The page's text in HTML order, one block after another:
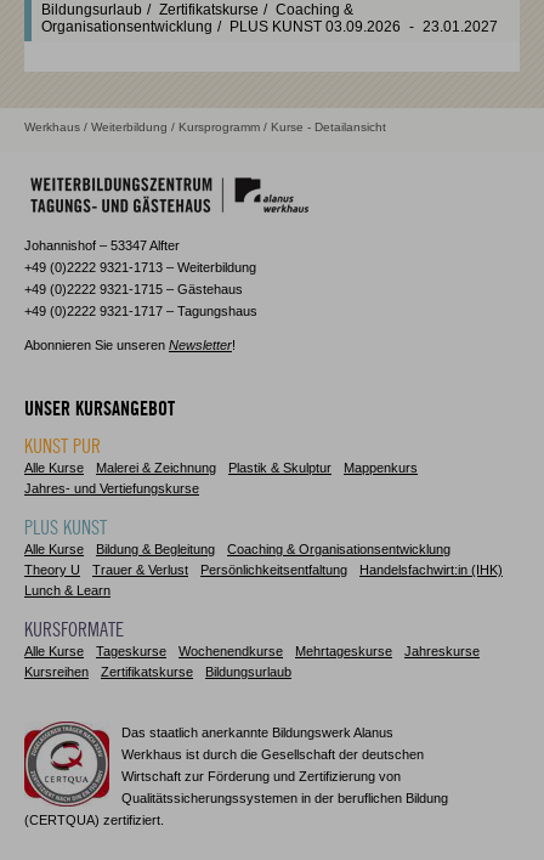
Bildungsurlaub / Zertifikatskurse / Coaching &
Organisationsentwicklung / PLUS KUNST 03.09.2026 - 23.01.2027
Werkhaus / Weiterbildung / Kursprogramm / Kurse - Detailansicht
Johannishof – 53347 Alfter
+49 (0)2222 9321-1713 – Weiterbildung
+49 (0)2222 9321-1715 – Gästehaus
+49 (0)2222 9321-1717 – Tagungshaus
Abonnieren Sie unseren Newsletter!
UNSER KURSANGEBOT
KUNST PUR
Alle Kurse Malerei & Zeichnung Plastik & Skulptur
Mappenkurs
Jahres- und Vertiefungskurse
PLUS KUNST
Alle Kurse Bildung & Begleitung
Coaching & Organisationsentwicklung
Theory U
Trauer & Verlust Persönlichkeitsentfaltung
Handelsfachwirt:in (IHK)
Lunch & Learn
KURSFORMATE
Alle Kurse Tageskurse Wochenendkurse Mehrtageskurse
Jahreskurse
Kursreihen
Zertifikatskurse Bildungsurlaub
Das staatlich anerkannte Bildungswerk Alanus
Werkhaus ist durch die Gesellschaft der deutschen
Wirtschaft zur Förderung und Zertifizierung von
Qualitätssicherungssystemen in der beruflichen Bildung
(CERTQUA) zertifiziert.